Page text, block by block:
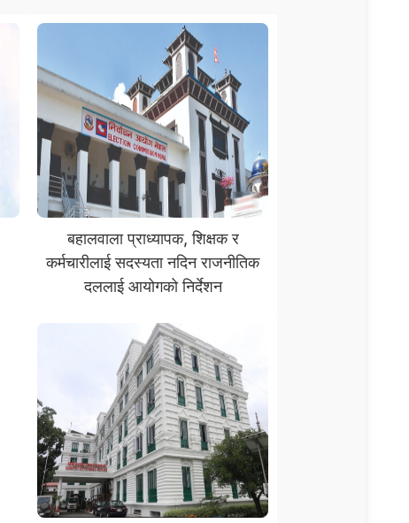
बहालवाला प्राध्यापक, शिक्षक र
कर्मचारीलाई सदस्यता नदिन राजनीतिक
दललाई आयोगको निर्देशन